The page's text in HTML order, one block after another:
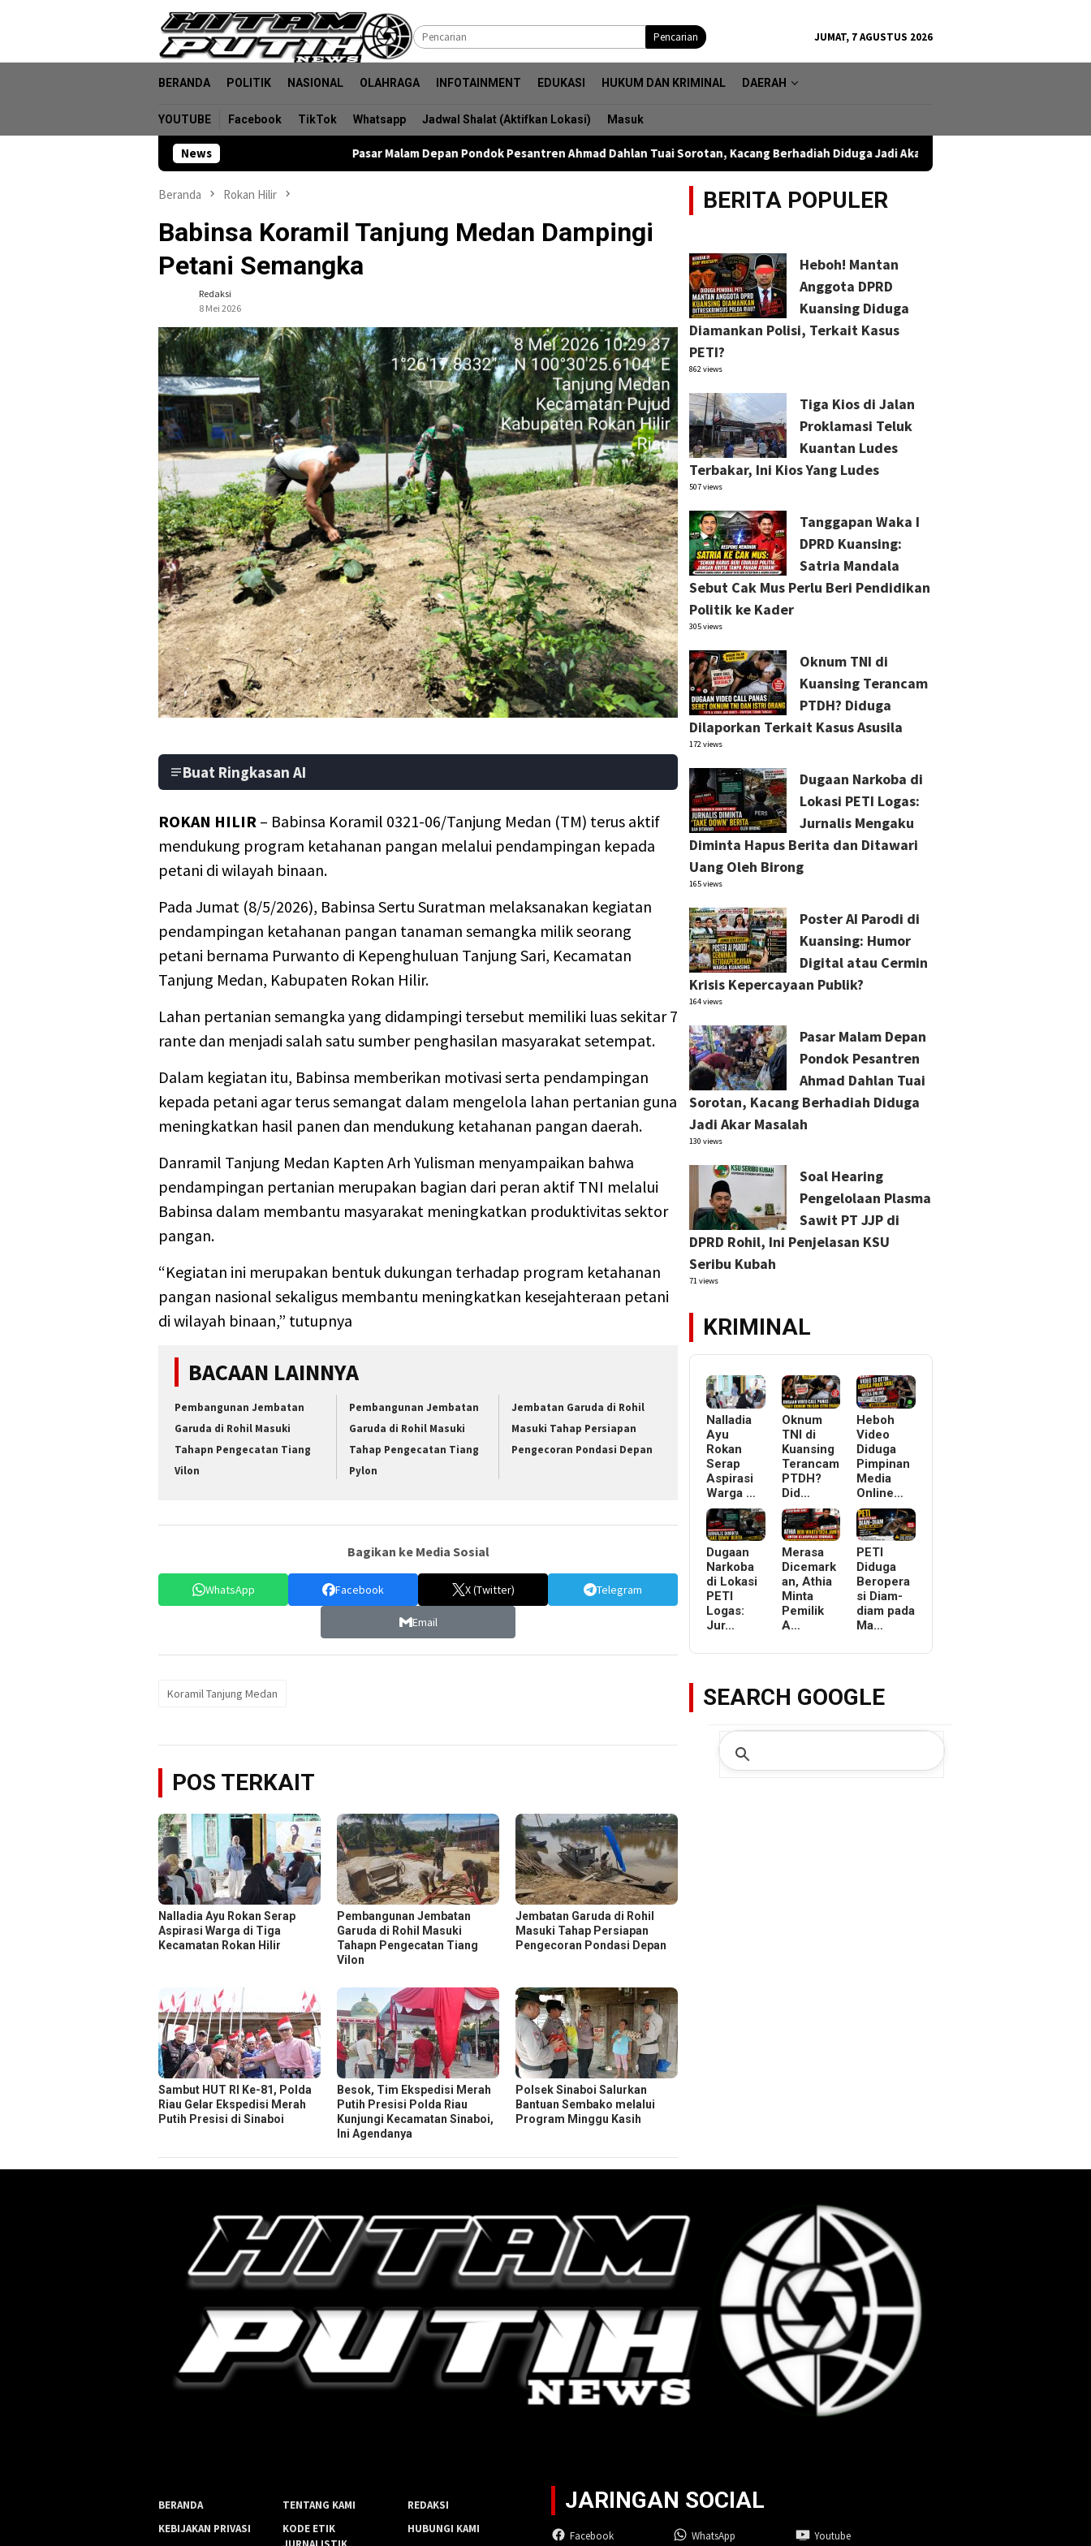
Pencarian JUMAT, 7 AGUSTUS 2026
BERANDA POLITIK NASIONAL OLAHRAGA INFOTAINMENT EDUKASI HUKUM DAN KRIMINAL DAERAH
YOUTUBE Facebook TikTok Whatsapp Jadwal Shalat (Aktifkan Lokasi) Masuk
News Pasar Malam Depan Pondok Pesantren Ahmad Dahlan Tuai Sorotan, Kacang Berhadiah Diduga Jadi Akar Masalah
Beranda Rokan Hilir
Babinsa Koramil Tanjung Medan Dampingi
Petani Semangka
Redaksi
8 Mei 2026
Buat Ringkasan AI
ROKAN HILIR – Babinsa Koramil 0321-06/Tanjung Medan (TM) terus aktif
mendukung program ketahanan pangan melalui pendampingan kepada
petani di wilayah binaan.
Pada Jumat (8/5/2026), Babinsa Sertu Suratman melaksanakan kegiatan
pendampingan ketahanan pangan tanaman semangka milik seorang
petani bernama Purwanto di Kepenghuluan Tanjung Sari, Kecamatan
Tanjung Medan, Kabupaten Rokan Hilir.
Lahan pertanian semangka yang didampingi tersebut memiliki luas sekitar 7
rante dan menjadi salah satu sumber penghasilan masyarakat setempat.
Dalam kegiatan itu, Babinsa memberikan motivasi serta pendampingan
kepada petani agar terus semangat dalam mengelola lahan pertanian guna
meningkatkan hasil panen dan mendukung ketahanan pangan daerah.
Danramil Tanjung Medan Kapten Arh Yulisman menyampaikan bahwa
pendampingan pertanian merupakan bagian dari peran aktif TNI melalui
Babinsa dalam membantu masyarakat meningkatkan produktivitas sektor
pangan.
“Kegiatan ini merupakan bentuk dukungan terhadap program ketahanan
pangan nasional sekaligus membantu meningkatkan kesejahteraan petani
di wilayah binaan,” tutupnya
BACAAN LAINNYA
Pembangunan Jembatan
Garuda di Rohil Masuki
Tahapn Pengecatan Tiang
Vilon
Pembangunan Jembatan
Garuda di Rohil Masuki
Tahap Pengecatan Tiang
Pylon
Jembatan Garuda di Rohil
Masuki Tahap Persiapan
Pengecoran Pondasi Depan
Bagikan ke Media Sosial
WhatsApp Facebook X (Twitter) Telegram
Email
Koramil Tanjung Medan
POS TERKAIT
Nalladia Ayu Rokan Serap
Aspirasi Warga di Tiga
Kecamatan Rokan Hilir
Pembangunan Jembatan
Garuda di Rohil Masuki
Tahapn Pengecatan Tiang
Vilon
Jembatan Garuda di Rohil
Masuki Tahap Persiapan
Pengecoran Pondasi Depan
Sambut HUT RI Ke-81, Polda
Riau Gelar Ekspedisi Merah
Putih Presisi di Sinaboi
Besok, Tim Ekspedisi Merah
Putih Presisi Polda Riau
Kunjungi Kecamatan Sinaboi,
Ini Agendanya
Polsek Sinaboi Salurkan
Bantuan Sembako melalui
Program Minggu Kasih
BERITA POPULER
Heboh! Mantan
Anggota DPRD
Kuansing Diduga
Diamankan Polisi, Terkait Kasus
PETI?
862 views
Tiga Kios di Jalan
Proklamasi Teluk
Kuantan Ludes
Terbakar, Ini Kios Yang Ludes
507 views
Tanggapan Waka I
DPRD Kuansing:
Satria Mandala
Sebut Cak Mus Perlu Beri Pendidikan
Politik ke Kader
305 views
Oknum TNI di
Kuansing Terancam
PTDH? Diduga
Dilaporkan Terkait Kasus Asusila
172 views
Dugaan Narkoba di
Lokasi PETI Logas:
Jurnalis Mengaku
Diminta Hapus Berita dan Ditawari
Uang Oleh Birong
165 views
Poster AI Parodi di
Kuansing: Humor
Digital atau Cermin
Krisis Kepercayaan Publik?
164 views
Pasar Malam Depan
Pondok Pesantren
Ahmad Dahlan Tuai
Sorotan, Kacang Berhadiah Diduga
Jadi Akar Masalah
130 views
Soal Hearing
Pengelolaan Plasma
Sawit PT JJP di
DPRD Rohil, Ini Penjelasan KSU
Seribu Kubah
71 views
KRIMINAL
Nalladia
Ayu
Rokan
Serap
Aspirasi
Warga …
Oknum
TNI di
Kuansing
Terancam
PTDH?
Did…
Heboh
Video
Diduga
Pimpinan
Media
Online…
Dugaan
Narkoba
di Lokasi
PETI
Logas:
Jur…
Merasa
Dicemark
an, Athia
Minta
Pemilik
A…
PETI
Diduga
Beropera
si Diam-
diam pada
Ma…
SEARCH GOOGLE
BERANDA TENTANG KAMI
REDAKSI
KEBIJAKAN PRIVASI
KODE ETIK
HUBUNGI KAMI
JARINGAN SOCIAL
Facebook WhatsApp Youtube